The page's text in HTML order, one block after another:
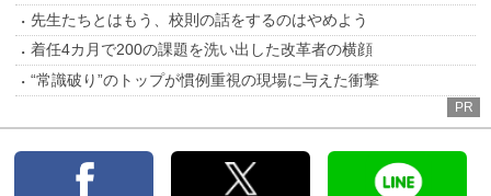
先生たちとはもう、校則の話をするのはやめよう
着任4カ月で200の課題を洗い出した改革者の横顔
“常識破り”のトップが慣例重視の現場に与えた衝撃
PR